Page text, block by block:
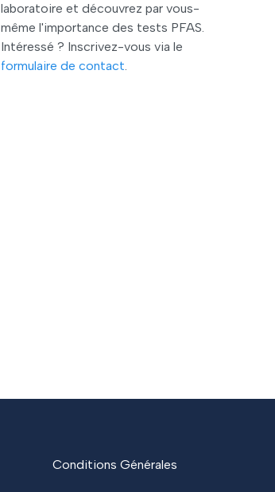
laboratoire et découvrez par vous-
même l'importance des tests PFAS.
Intéressé ? Inscrivez-vous via le
formulaire de contact.
Conditions Générales